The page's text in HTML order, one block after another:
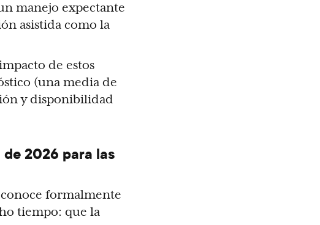
manejo expectante
asistida como la
de estos
(una media de
y disponibilidad
2026 para las
formalmente
tiempo: que la